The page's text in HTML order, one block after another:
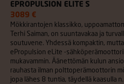
EPROPULSION ELITE S
3089 €
Mökkirantojen klassikko,
Terhi Saiman, on suuntavakaa ja
soutuvene. Yhdessä kompaktin,
ePropulsion eLite -
mukavammin. Äänettömän kulun
rauhasta ilman polttoperämoottorin
jopa lähes 8 tuntia, täydellä kaasulla